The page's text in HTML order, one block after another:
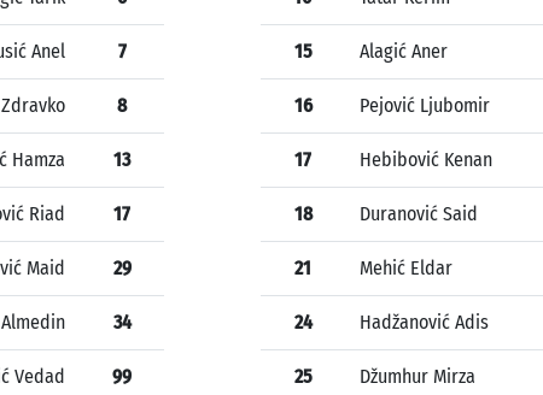
Anel 7
8
Hamza 13
Riad 17
Maid 29
34
Vedad 99
15 Alagić Aner
16 Pejović Ljubomir
17 Hebibović Kenan
18 Duranović Said
21 Mehić Eldar
24 Hadžanović Adis
25 Džumhur Mirza